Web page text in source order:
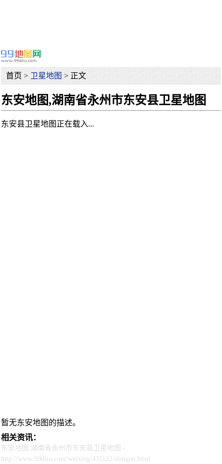
首页 > 卫星地图 > 正文
东安地图,湖南省永州市东安县卫星地图
东安县卫星地图正在载入...
暂无东安地图的描述。
相关资讯：
东安地图,湖南省永州市东安县卫星地图 -
http://www.99ditu.com/weixing/431122-dongan.html